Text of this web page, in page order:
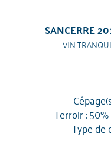
SANCERRE
VIN
Terroir :
Type de